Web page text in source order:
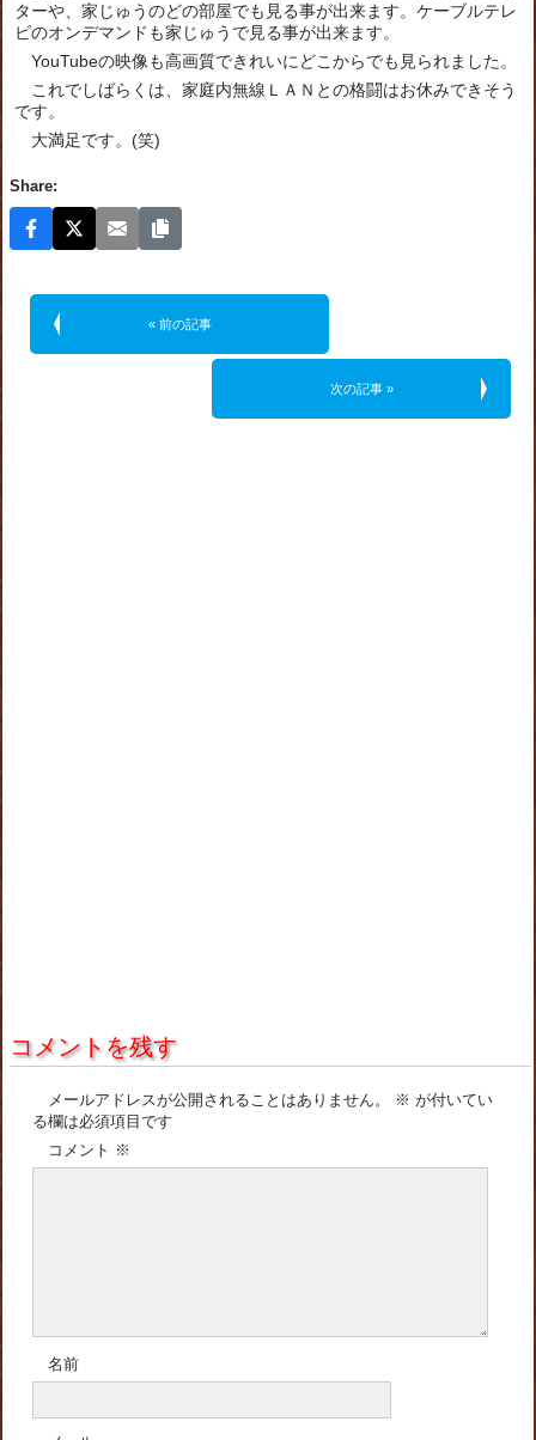
ターや、家じゅうのどの部屋でも見る事が出来ます。ケーブルテレ
ビのオンデマンドも家じゅうで見る事が出来ます。
YouTubeの映像も高画質できれいにどこからでも見られました。
これでしばらくは、家庭内無線ＬＡＮとの格闘はお休みできそう
です。
大満足です。(笑)
Share:
« 前の記事
次の記事 »
コメントを残す
メールアドレスが公開されることはありません。 ※ が付いてい
る欄は必須項目です
コメント ※
名前